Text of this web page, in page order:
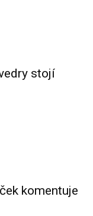
stojí
komentuje